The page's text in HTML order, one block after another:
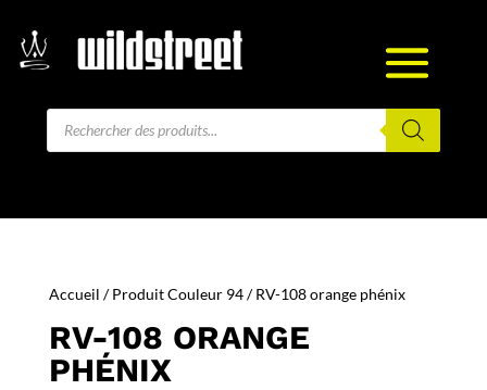
Recherche
Accueil / Produit Couleur 94 / RV-108 orange phénix
RV-108 ORANGE
PHÉNIX